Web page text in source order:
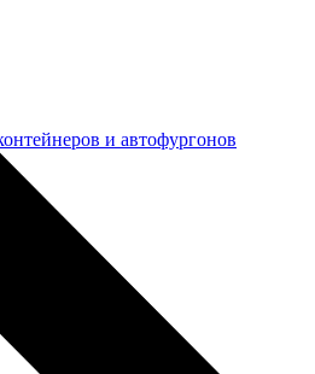
и автофургонов